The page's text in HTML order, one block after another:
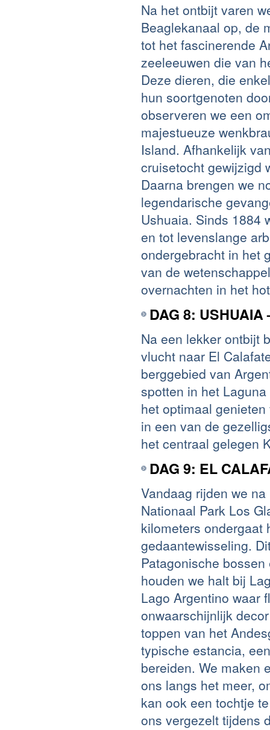
Na het ontbijt varen
Beaglekanaal op, de
tot het fascinerende
zeeleeuwen die van
Deze dieren, die
hun soortgenoten
observeren we een
majestueuze
Island. Afhankelijk
cruisetocht gewijzigd
Daarna brengen we
legendarische
Ushuaia. Sinds 1884
en tot levenslange
ondergebracht in het
van de
overnachten in het
DAG 8: USHUAIA
Na een lekker ontbijt
vlucht naar El
berggebied van
spotten in het
het optimaal
in een van de
het centraal gelegen
DAG 9: EL
Vandaag rijden we
Nationaal Park Los
kilometers ondergaat
gedaantewisseling.
Patagonische
houden we halt bij
Lago Argentino waar
onwaarschijnlijk
toppen van het
typische estancia,
bereiden. We maken
ons langs het meer,
kan ook een tochtje
ons vergezelt tijdens